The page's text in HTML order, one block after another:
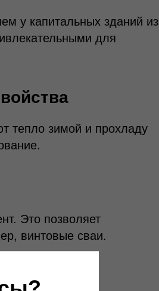
у капитальных зданий из
для
тепло зимой и прохладу
Это позволяет
винтовые сваи.